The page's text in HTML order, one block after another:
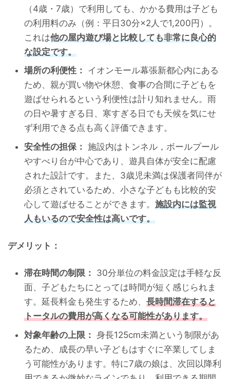
（4歳・7歳）で利用しても、かかる費用は子ども
の利用料のみ（例：平日30分×2人で1,200円）。
これは他の屋内遊び場と比較しても非常に良心的
な設定です。
場所の利便性： イオンモール幕張新都心内にある
ため、親が買い物や休憩、食事の合間に子どもを
遊ばせられるという利便性は計り知れません。雨
の日や暑すぎる日、寒すぎる日でも天候を気にせ
ず利用できる点も高く評価できます。
安全性の担保： 施設内はトンネル，ボールプール
やすべり台が中心であり、遊具自体が安全に配慮
された設計です。また、3歳児未満は保護者同伴が
必須とされているため、小さな子どもも比較的安
心して遊ばせることができます。 施設内には監視
人もいるので安全性は高いです。
デメリット：
滞在時間の制限： 30分単位の料金設定は手軽な反
面、子どもたちにとっては時間が短く感じられま
す。延長料金も発生するため、 長時間滞在すると
トータルの費用が高くなる可能性があります。
対象年齢の上限： 身長125cm未満という制限があ
るため、成長の早い子どもはすぐに卒業してしま
う可能性があります。特に7歳の娘は、次回以降利